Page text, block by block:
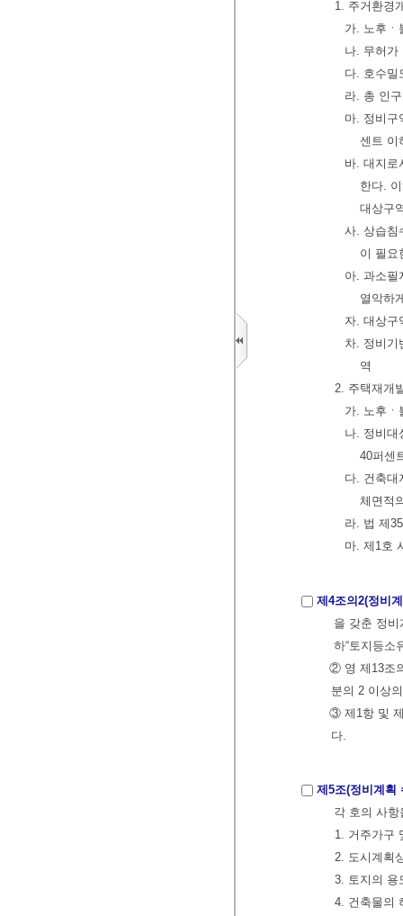
1. 주거환경
가. 노후ㆍ
나. 무허가
다. 호수밀
라. 총 인
마. 정비구
센트 이
바. 대지로
한다.
대상구
사. 상습침
이 필
아. 과소필
열악하
자. 대상구
차. 정비기
역
2. 주택재개
가. 노후ㆍ
나. 정비대
40퍼센
다. 건축대
체면적
라. 법 제
마. 제1호
제4조의2(정비
을 갖춘 정
하“토지등소
② 영 제13조
분의 2 이상
③ 제1항 및
다.
제5조(정비계획
각 호의 사
1. 거주가구
2. 도시계획
3. 토지의
4. 건축물의